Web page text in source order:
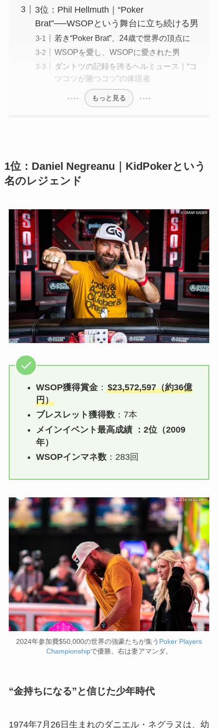
3位：Phil Hellmuth｜“Poker
Brat”──WSOPという舞台に立ち続ける男
若き“Poker Brat”、24歳で世界の頂点に
WSOPを愛し、WSOPに愛された男
ダントツの記録を誇るヘルミュース｜“コ
ツコツが勝つコツ”の体現者
もっと見る
1位：Daniel Negreanu｜KidPokerという
名のレジェンド
WSOP獲得賞金： $23,572,597（約36億
円）
ブレスレット獲得数：7本
メインイベント最高成績 ：2位（2009
年）
WSOPインマネ数：283回
2024年参加費$50,000の世界の強豪たちが集う Poker Players
Championshipで優勝。右は妻アマンダ。
“金持ちになる”と信じた少年時代
1974年7月26日生まれのダニエル・ネグラヌは、幼